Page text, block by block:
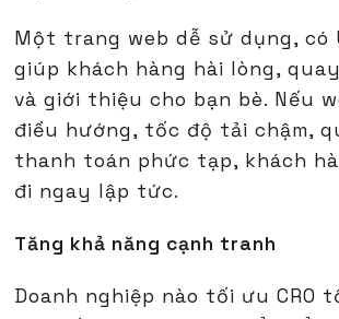
Một trang web dễ sử dụng, có
giúp khách hàng hài lòng,
và giới thiệu cho bạn bè. Nếu
điều hướng, tốc độ tải chậm,
thanh toán phức tạp, khách
đi ngay lập tức.
Tăng khả năng cạnh tranh
Doanh nghiệp nào tối ưu CRO